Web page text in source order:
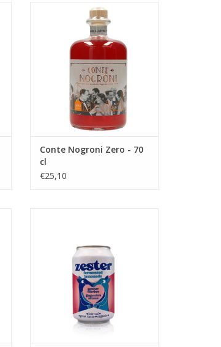
Conte Nogroni Zero - 70 cl
TOEVOEGEN AAN WINKELWAGEN
Conte Nogroni Zero - 70
cl
€25,10
TOEVOEGEN AAN WINKELWAGEN